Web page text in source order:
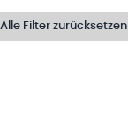
Alle Filter zurücksetzen